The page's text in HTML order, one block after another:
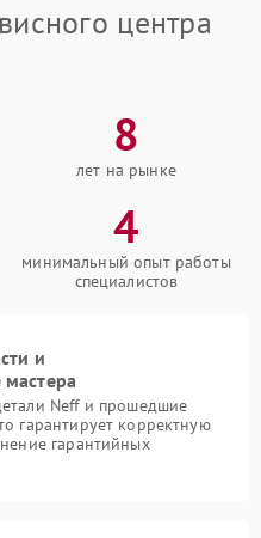
центра
8
лет на рынке
4
минимальный опыт работы
специалистов
и
Neff и прошедшие
гарантирует корректную
гарантийных